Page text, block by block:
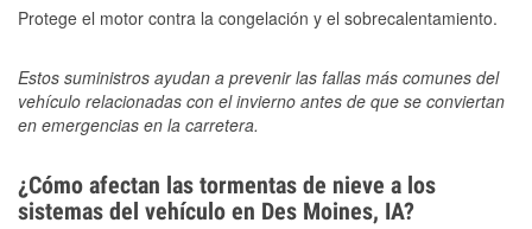
Protege el motor contra la congelación y el sobrecalentamiento.
Estos suministros ayudan a prevenir las fallas más comunes del
vehículo relacionadas con el invierno antes de que se conviertan
en emergencias en la carretera.
¿Cómo afectan las tormentas de nieve a los
sistemas del vehículo en Des Moines, IA?